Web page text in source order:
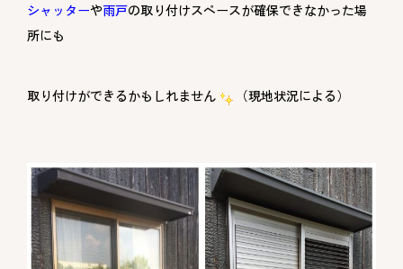
シャッターや雨戸の取り付けスペースが確保できなかった場
所にも
取り付けができるかもしれません （現地状況による）